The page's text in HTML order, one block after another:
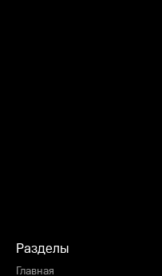
Разделы
Главная